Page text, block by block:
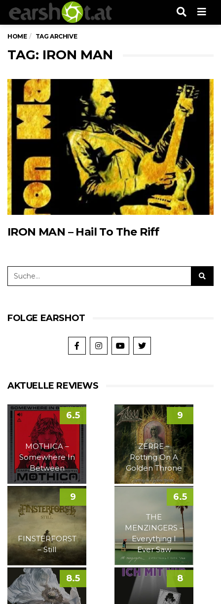
HOME TAG ARCHIVE
TAG: IRON MAN
IRON MAN – Hail To The Riff
FOLGE EARSHOT
AKTUELLE REVIEWS
MOTHICA –
Somewhere In
Between
6.5
ZERRE –
Rotting On A
Golden Throne
9
FINSTERFORST
– Still
9
THE
MENZINGERS –
Everything I
Ever Saw
6.5
8.5 8